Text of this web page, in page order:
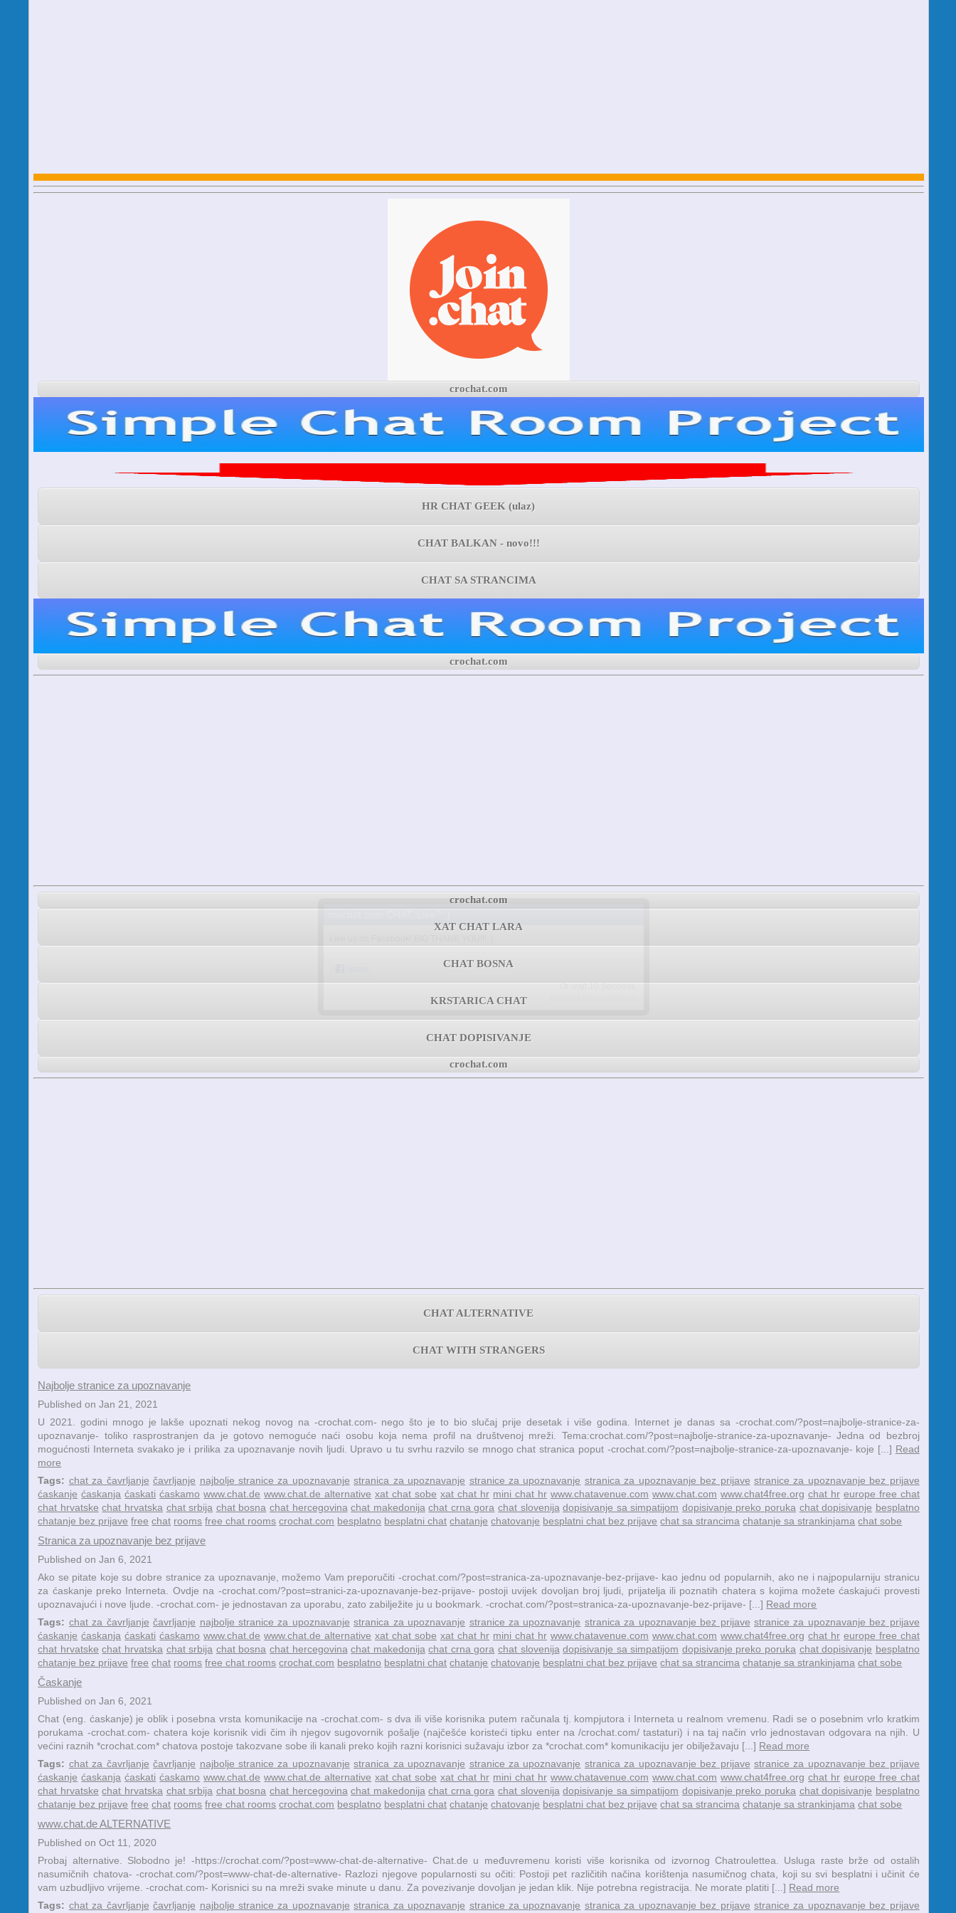
crochat.com
HR CHAT GEEK (ulaz)
CHAT BALKAN - novo!!!
CHAT SA STRANCIMA
crochat.com
crochat.com
XAT CHAT LARA
CHAT BOSNA
KRSTARICA CHAT
CHAT DOPISIVANJE
crochat.com
CHAT ALTERNATIVE
CHAT WITH STRANGERS
Najbolje stranice za upoznavanje
Published on Jan 21, 2021
U 2021. godini mnogo je lakše upoznati nekog novog na -crochat.com- nego što je to bio slučaj prije desetak i više godina. Internet je danas sa -crochat.com/?post=najbolje-stranice-za-
upoznavanje- toliko rasprostranjen da je gotovo nemoguće naći osobu koja nema profil na društvenoj mreži. Tema:crochat.com/?post=najbolje-stranice-za-upoznavanje- Jedna od bezbroj
mogućnosti Interneta svakako je i prilika za upoznavanje novih ljudi. Upravo u tu svrhu razvilo se mnogo chat stranica poput -crochat.com/?post=najbolje-stranice-za-upoznavanje- koje [...] Read
more
Tags: chat za čavrljanje čavrljanje najbolje stranice za upoznavanje stranica za upoznavanje stranice za upoznavanje stranica za upoznavanje bez prijave stranice za upoznavanje bez prijave
ćaskanje ćaskanja ćaskati ćaskamo www.chat.de www.chat.de alternative xat chat sobe xat chat hr mini chat hr www.chatavenue.com www.chat.com www.chat4free.org chat hr europe free chat
chat hrvatske chat hrvatska chat srbija chat bosna chat hercegovina chat makedonija chat crna gora chat slovenija dopisivanje sa simpatijom dopisivanje preko poruka chat dopisivanje besplatno
chatanje bez prijave free chat rooms free chat rooms crochat.com besplatno besplatni chat chatanje chatovanje besplatni chat bez prijave chat sa strancima chatanje sa strankinjama chat sobe
Stranica za upoznavanje bez prijave
Published on Jan 6, 2021
Ako se pitate koje su dobre stranice za upoznavanje, možemo Vam preporučiti -crochat.com/?post=stranica-za-upoznavanje-bez-prijave- kao jednu od popularnih, ako ne i najpopularniju stranicu
za ćaskanje preko Interneta. Ovdje na -crochat.com/?post=stranici-za-upoznavanje-bez-prijave- postoji uvijek dovoljan broj ljudi, prijatelja ili poznatih chatera s kojima možete ćaskajući provesti
upoznavajući i nove ljude. -crochat.com- je jednostavan za uporabu, zato zabilježite ju u bookmark. -crochat.com/?post=stranica-za-upoznavanje-bez-prijave- [...] Read more
Tags: chat za čavrljanje čavrljanje najbolje stranice za upoznavanje stranica za upoznavanje stranice za upoznavanje stranica za upoznavanje bez prijave stranice za upoznavanje bez prijave
ćaskanje ćaskanja ćaskati ćaskamo www.chat.de www.chat.de alternative xat chat sobe xat chat hr mini chat hr www.chatavenue.com www.chat.com www.chat4free.org chat hr europe free chat
chat hrvatske chat hrvatska chat srbija chat bosna chat hercegovina chat makedonija chat crna gora chat slovenija dopisivanje sa simpatijom dopisivanje preko poruka chat dopisivanje besplatno
chatanje bez prijave free chat rooms free chat rooms crochat.com besplatno besplatni chat chatanje chatovanje besplatni chat bez prijave chat sa strancima chatanje sa strankinjama chat sobe
Časkanje
Published on Jan 6, 2021
Chat (eng. ćaskanje) je oblik i posebna vrsta komunikacije na -crochat.com- s dva ili više korisnika putem računala tj. kompjutora i Interneta u realnom vremenu. Radi se o posebnim vrlo kratkim
porukama -crochat.com- chatera koje korisnik vidi čim ih njegov sugovornik pošalje (najčešće koristeći tipku enter na /crochat.com/ tastaturi) i na taj način vrlo jednostavan odgovara na njih. U
većini raznih *crochat.com* chatova postoje takozvane sobe ili kanali preko kojih razni korisnici sužavaju izbor za *crochat.com* komunikaciju jer obilježavaju [...] Read more
Tags: chat za čavrljanje čavrljanje najbolje stranice za upoznavanje stranica za upoznavanje stranice za upoznavanje stranica za upoznavanje bez prijave stranice za upoznavanje bez prijave
ćaskanje ćaskanja ćaskati ćaskamo www.chat.de www.chat.de alternative xat chat sobe xat chat hr mini chat hr www.chatavenue.com www.chat.com www.chat4free.org chat hr europe free chat
chat hrvatske chat hrvatska chat srbija chat bosna chat hercegovina chat makedonija chat crna gora chat slovenija dopisivanje sa simpatijom dopisivanje preko poruka chat dopisivanje besplatno
chatanje bez prijave free chat rooms free chat rooms crochat.com besplatno besplatni chat chatanje chatovanje besplatni chat bez prijave chat sa strancima chatanje sa strankinjama chat sobe
www.chat.de ALTERNATIVE
Published on Oct 11, 2020
Probaj alternative. Slobodno je! -https://crochat.com/?post=www-chat-de-alternative- Chat.de u međuvremenu koristi više korisnika od izvornog Chatroulettea. Usluga raste brže od ostalih
nasumičnih chatova- -crochat.com/?post=www-chat-de-alternative- Razlozi njegove popularnosti su očiti: Postoji pet različitih načina korištenja nasumičnog chata, koji su svi besplatni i učinit će
vam uzbudljivo vrijeme. -crochat.com- Korisnici su na mreži svake minute u danu. Za povezivanje dovoljan je jedan klik. Nije potrebna registracija. Ne morate platiti [...] Read more
Tags: chat za čavrljanje čavrljanje najbolje stranice za upoznavanje stranica za upoznavanje stranice za upoznavanje stranica za upoznavanje bez prijave stranice za upoznavanje bez prijave
Or wait09Seconds.